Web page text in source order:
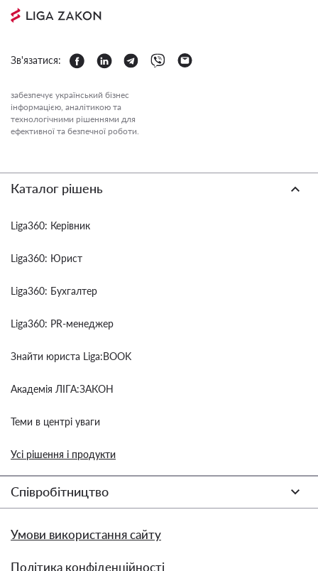
Зв'язатися:
забезпечує український бізнес
інформацією, аналітикою та
технологічними рішеннями для
ефективної та безпечної роботи.
Каталог рішень
Liga360: Керівник
Liga360: Юрист
Liga360: Бухгалтер
Liga360: PR-менеджер
Знайти юриста Liga:BOOK
Академія ЛІГА:ЗАКОН
Теми в центрі уваги
Усі рішення і продукти
Співробітництво
Умови використання сайту
Політика конфіденційності